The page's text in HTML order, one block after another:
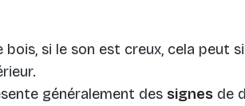
si le son est creux, cela peut
généralement des signes de